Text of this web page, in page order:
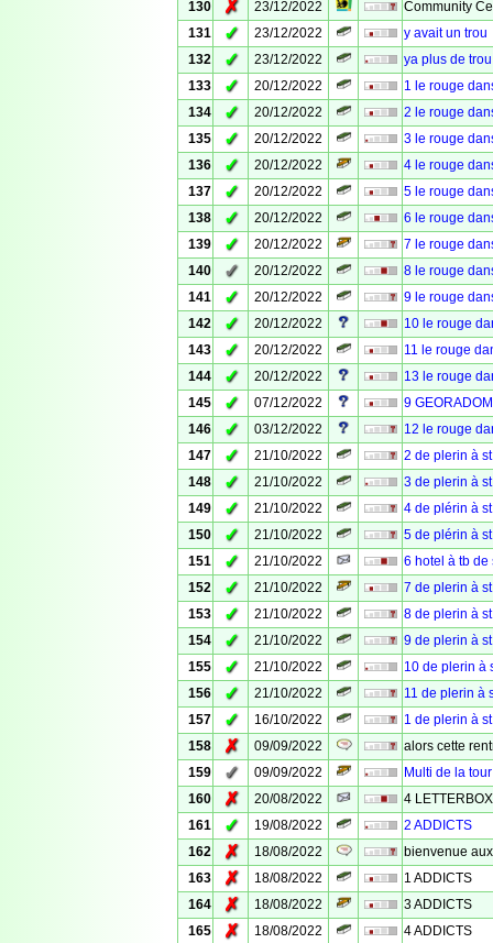
130 ✗ 23/12/2022
Community
131
✓ 23/12/2022
y avait un trou
132
✓ 23/12/2022
ya plus de trou
133
✓ 20/12/2022
1 le rouge
134
✓ 20/12/2022
2 le rouge
135
✓ 20/12/2022
3 le rouge
136
✓ 20/12/2022
4 le rouge
137
✓ 20/12/2022
5 le rouge
138
✓ 20/12/2022
6 le rouge
139
✓ 20/12/2022
7 le rouge
140
✓ 20/12/2022
8 le rouge
141
✓ 20/12/2022
9 le rouge
142
✓ 20/12/2022
10 le rouge
143
✓ 20/12/2022
11 le rouge
144
✓ 20/12/2022
13 le rouge
145
✓ 07/12/2022
9
146
✓ 03/12/2022
12 le rouge
147
✓ 21/10/2022
2 de plerin à
148
✓ 21/10/2022
3 de plerin à
149
✓ 21/10/2022
4 de plérin à
150
✓ 21/10/2022
5 de plérin à
151
✓ 21/10/2022
6 hotel à tb de
152
✓ 21/10/2022
7 de plerin à
153
✓ 21/10/2022
8 de plerin à
154
✓ 21/10/2022
9 de plerin à
155
✓ 21/10/2022
10 de plerin à
156
✓ 21/10/2022
11 de plerin à
157
✓ 16/10/2022
1 de plerin à
158
✗ 09/09/2022
alors cette
159
✓ 09/09/2022
Multi de la tour
160
✗ 20/08/2022
4
161
✓ 19/08/2022
2 ADDICTS
162
✗ 18/08/2022
bienvenue
163
✗ 18/08/2022
1 ADDICTS
164
✗ 18/08/2022
3 ADDICTS
165
✗ 18/08/2022
4 ADDICTS